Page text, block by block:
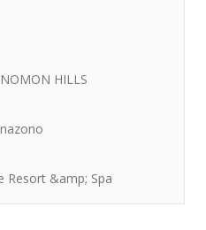
HILLS
Resort &amp; Spa